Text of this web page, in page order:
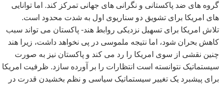
گروه های ضد پاکستانی و نگرانی های جهانی تمرکز کند. اما توانایی
های امریکا برای تشویق دو سناریوی اول به شدت محدود است.
تلاش امریکا برای تسهیل نزدیکی روابط هند- پاکستان می تواند سبب
کاهش بحران شود، اما نتیجه ملموسی در پی نخواهد داشت، زیرا هند
چنین نقشی از سوی امریکا را رد می کند و پاکستان نیز به صورت
سیستماتیک نتوانسته است انتظارات را بر آورده سازد. ظرفیت امریکا
برای پیشبرد یک تغییر سیستماتیک سیاسی و نظم بخشیدن قدرت در